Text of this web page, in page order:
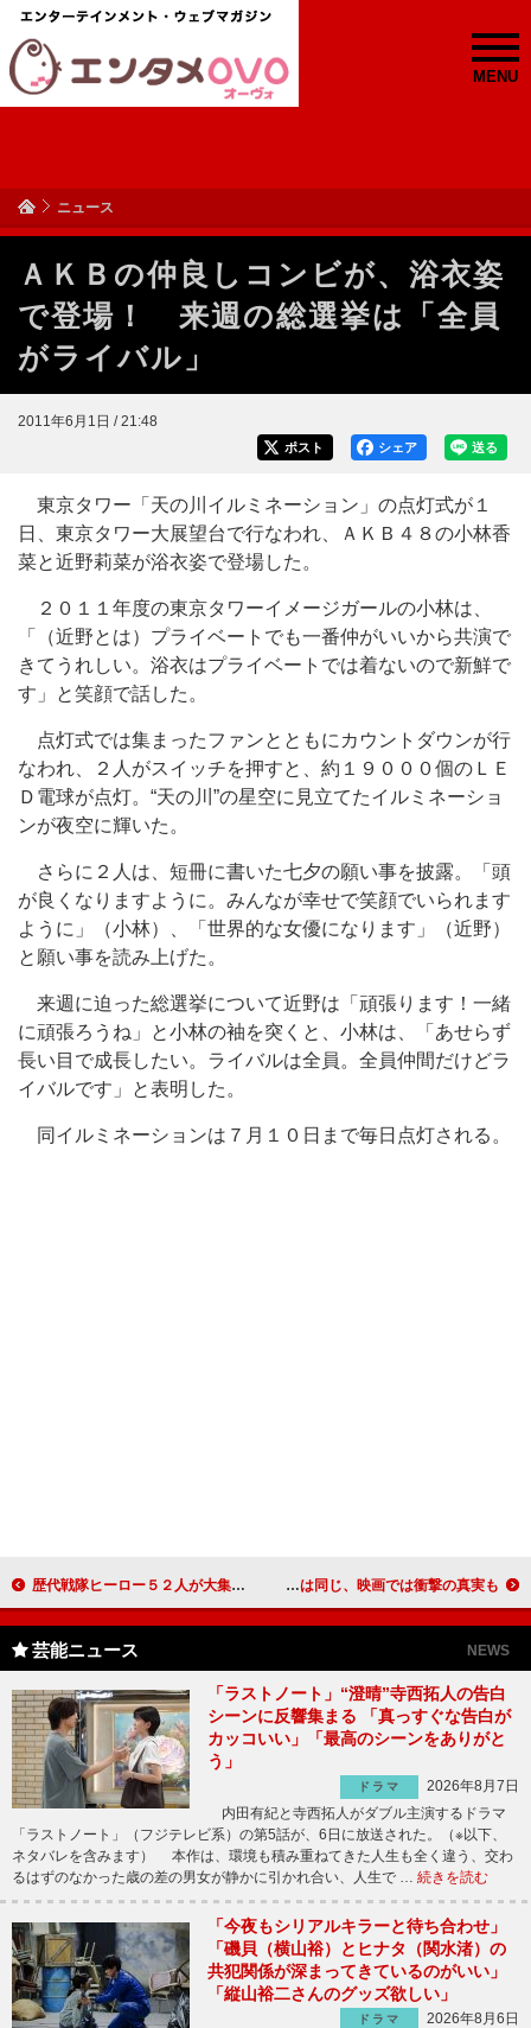
MENU
ニュース
ＡＫＢの仲良しコンビが、浴衣姿
で登場！ 来週の総選挙は「全員
がライバル」
2011年6月1日 / 21:48
送る
シェア
ポスト
東京タワー「天の川イルミネーション」の点灯式が１
日、東京タワー大展望台で行なわれ、ＡＫＢ４８の小林香
菜と近野莉菜が浴衣姿で登場した。
２０１１年度の東京タワーイメージガールの小林は、
「（近野とは）プライベートでも一番仲がいいから共演で
きてうれしい。浴衣はプライベートでは着ないので新鮮で
す」と笑顔で話した。
点灯式では集まったファンとともにカウントダウンが行
なわれ、２人がスイッチを押すと、約１９０００個のＬＥ
Ｄ電球が点灯。“天の川”の星空に見立てたイルミネーショ
ンが夜空に輝いた。
さらに２人は、短冊に書いた七夕の願い事を披露。「頭
が良くなりますように。みんなが幸せで笑顔でいられます
ように」（小林）、「世界的な女優になります」（近野）
と願い事を読み上げた。
来週に迫った総選挙について近野は「頑張ります！一緒
に頑張ろうね」と小林の袖を突くと、小林は、「あせらず
長い目で成長したい。ライバルは全員。全員仲間だけどラ
イバルです」と表明した。
同イルミネーションは７月１０日まで毎日点灯される。
歴代戦隊ヒーロー５２人が大集結！！ 初代レッドの誠直也ら豪華キャストが登場 鈴木京香主演で「セカンドバージン」映画化 主要キャストは同じ、映画では衝撃の真実も
芸能ニュース NEWS
「ラストノート」“澄晴”寺西拓人の告白
シーンに反響集まる 「真っすぐな告白が
カッコいい」「最高のシーンをありがと
う」
ドラマ
2026年8月7日
内田有紀と寺西拓人がダブル主演するドラマ
「ラストノート」（フジテレビ系）の第5話が、6日に放送された。（※以下、
ネタバレを含みます） 本作は、環境も積み重ねてきた人生も全く違う、交わ
るはずのなかった歳の差の男女が静かに引かれ合い、人生で … 続きを読む
「今夜もシリアルキラーと待ち合わせ」
「磯貝（横山裕）とヒナタ（関水渚）の
共犯関係が深まってきているのがいい」
「縦山裕二さんのグッズ欲しい」
ドラマ
2026年8月6日